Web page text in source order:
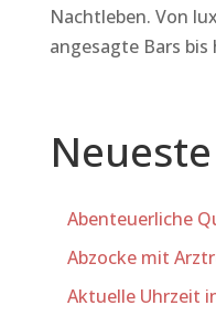
Nachtleben. Von
angesagte Bars bis
Abenteuerliche
Abzocke mit
Aktuelle Uhrzeit